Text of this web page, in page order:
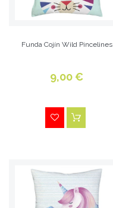
Funda Cojín Wild Pincelines
9,00 €